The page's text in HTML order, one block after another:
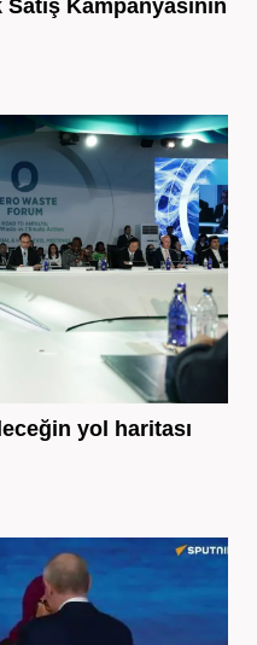
Kampanyasının
yol haritası